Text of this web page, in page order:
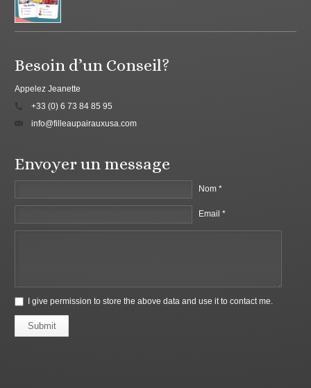
Besoin d’un Conseil?
Appelez Jeanette
+33 (0) 6 73 84 85 95
info@filleaupairauxusa.com
Envoyer un message
Nom *
Email *
I give permission to store the above data and use it to contact me.
Submit